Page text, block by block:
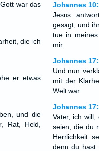
war das
die ich
er etwas
und die
Rat, Held,
Johannes
Jesus
gesagt, und
tue in
mir.
Johannes
Und nun
mit der
Welt war.
Johannes
Vater, ich
seien, die du
Herrlichkeit
denn du hast